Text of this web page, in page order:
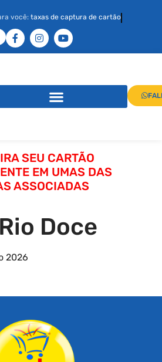
você: taxas de captura de cartão
SEU CARTÃO
EM UMAS DAS
ASSOCIADAS
Doce
2026